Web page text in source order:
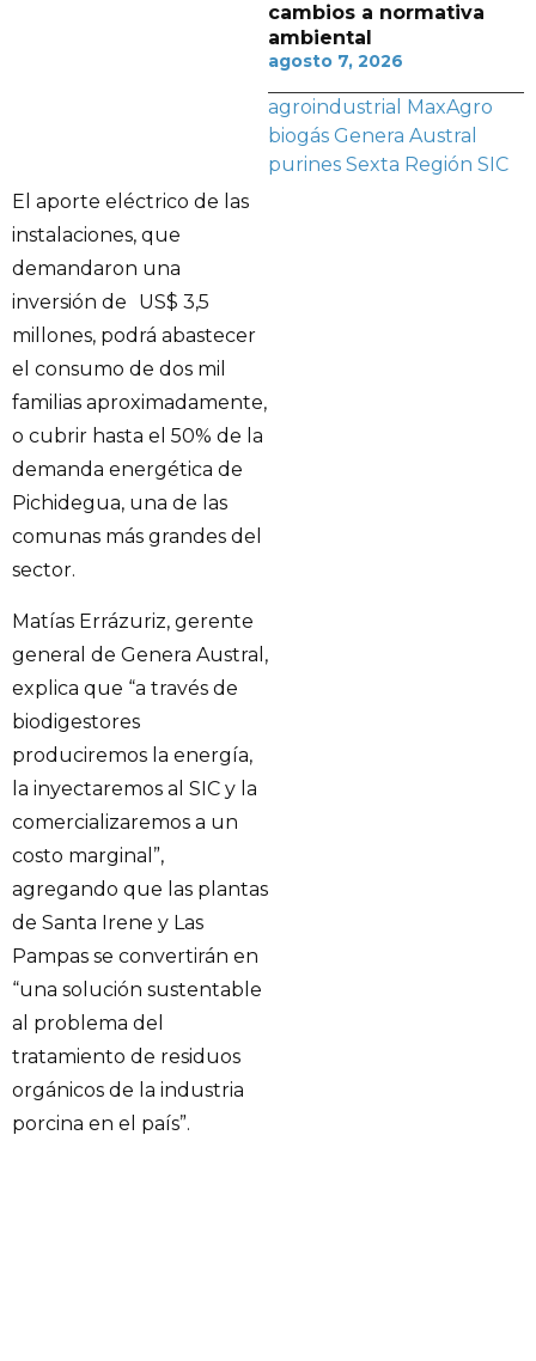
El aporte eléctrico de las
instalaciones, que
demandaron una
inversión de US$ 3,5
millones, podrá abastecer
el consumo de dos mil
familias aproximadamente,
o cubrir hasta el 50% de la
demanda energética de
Pichidegua, una de las
comunas más grandes del
sector.
Matías Errázuriz, gerente
general de Genera Austral,
explica que “a través de
biodigestores
produciremos la energía,
la inyectaremos al SIC y la
comercializaremos a un
costo marginal”,
agregando que las plantas
de Santa Irene y Las
Pampas se convertirán en
“una solución sustentable
al problema del
tratamiento de residuos
orgánicos de la industria
porcina en el país”.
cambios a normativa
ambiental
agosto 7, 2026
agroindustrial MaxAgro
biogás Genera Austral
purines Sexta Región SIC